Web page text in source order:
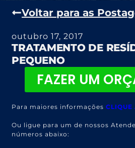
Voltar para as
outubro 17, 2017
TRATAMENTO DE
PEQUENO
FAZER UM
Para maiores informaçõesCLIQUE
Ou ligue para um de nossos
números abaixo: